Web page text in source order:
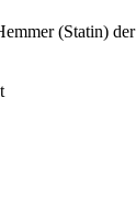
(Statin) der